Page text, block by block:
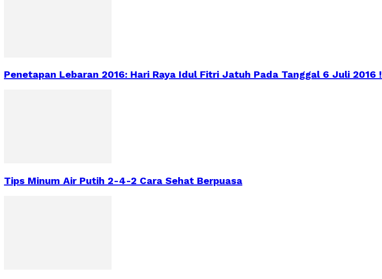
Penetapan Lebaran 2016: Hari Raya Idul Fitri Jatuh Pada Tanggal 6 Juli 2016 !
Tips Minum Air Putih 2-4-2 Cara Sehat Berpuasa